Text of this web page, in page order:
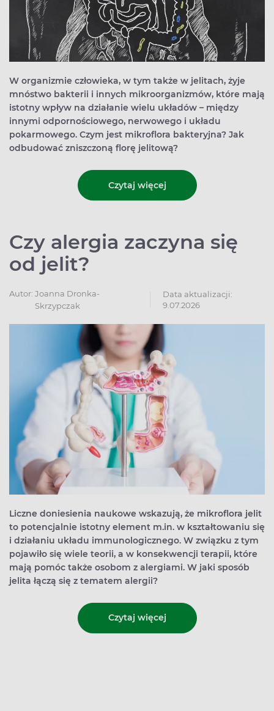
W organizmie człowieka, w tym także w jelitach, żyje
mnóstwo bakterii i innych mikroorganizmów, które mają
istotny wpływ na działanie wielu układów – między
innymi odpornościowego, nerwowego i układu
pokarmowego. Czym jest mikroflora bakteryjna? Jak
odbudować zniszczoną florę jelitową?
Czytaj więcej
Czy alergia zaczyna się
od jelit?
Autor: Joanna Dronka-
Skrzypczak
Data aktualizacji:
9.07.2026
Liczne doniesienia naukowe wskazują, że mikroflora jelit
to potencjalnie istotny element m.in. w kształtowaniu się
i działaniu układu immunologicznego. W związku z tym
pojawiło się wiele teorii, a w konsekwencji terapii, które
mają pomóc także osobom z alergiami. W jaki sposób
jelita łączą się z tematem alergii?
Czytaj więcej